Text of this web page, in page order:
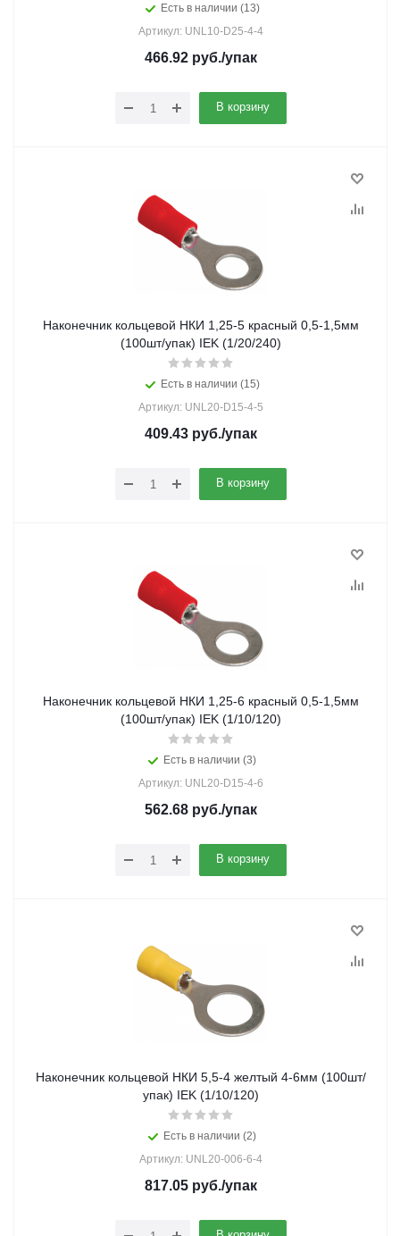
Есть в наличии (13)
Артикул: UNL10-D25-4-4
466.92 руб./упак
В корзину
Наконечник кольцевой НКИ 1,25-5 красный 0,5-1,5мм
(100шт/упак) IEK (1/20/240)
Есть в наличии (15)
Артикул: UNL20-D15-4-5
409.43 руб./упак
В корзину
Наконечник кольцевой НКИ 1,25-6 красный 0,5-1,5мм
(100шт/упак) IEK (1/10/120)
Есть в наличии (3)
Артикул: UNL20-D15-4-6
562.68 руб./упак
В корзину
Наконечник кольцевой НКИ 5,5-4 желтый 4-6мм (100шт/
упак) IEK (1/10/120)
Есть в наличии (2)
Артикул: UNL20-006-6-4
817.05 руб./упак